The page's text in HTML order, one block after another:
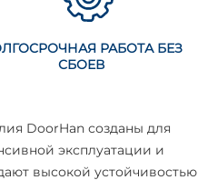
РАБОТА БЕЗ
СБОЕВ
DoorHan созданы для
эксплуатации и
высокой устойчивостью